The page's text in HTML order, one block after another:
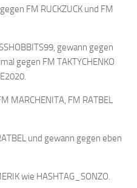
FM RUCKZUCK und FM
gewann gegen
gegen FM TAKTYCHENKO
MARCHENITA, FM RATBEL
und gewann gegen eben
wie HASHTAG_SONZO.